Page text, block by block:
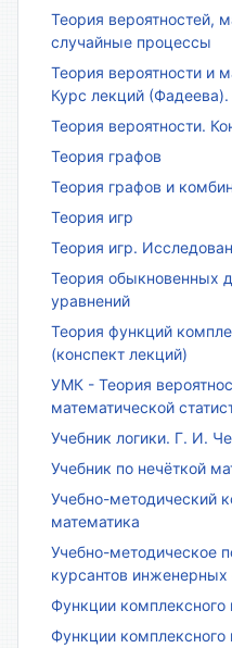
Теория вероятностей,
случайные процессы
Теория вероятности и
Курс лекций (Фадеева).
Теория вероятности.
Теория графов
Теория графов и
Теория игр
Теория игр.
Теория обыкновенных
уравнений
Теория функций
(конспект лекций)
УМК - Теория
математической
Учебник логики. Г. И.
Учебник по нечёткой
Учебно-методический
математика
Учебно-методическое
курсантов инженерных
Функции комплексного
Функции комплексного